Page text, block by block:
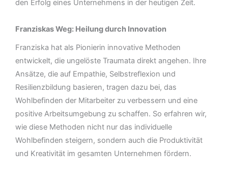
den Erfolg eines Unternehmens in der heutigen Zeit.
Franziskas Weg: Heilung durch Innovation
Franziska hat als Pionierin innovative Methoden
entwickelt, die ungelöste Traumata direkt angehen. Ihre
Ansätze, die auf Empathie, Selbstreflexion und
Resilienzbildung basieren, tragen dazu bei, das
Wohlbefinden der Mitarbeiter zu verbessern und eine
positive Arbeitsumgebung zu schaffen. So erfahren wir,
wie diese Methoden nicht nur das individuelle
Wohlbefinden steigern, sondern auch die Produktivität
und Kreativität im gesamten Unternehmen fördern.